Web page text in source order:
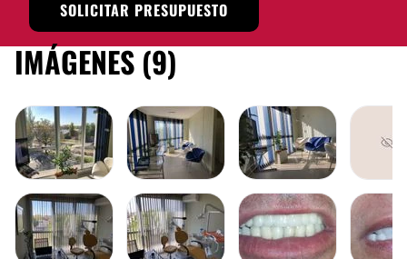
SOLICITAR PRESUPUESTO
IMÁGENES (9)